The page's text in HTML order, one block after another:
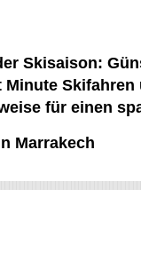
Skisaison:
für einen
Marrakech